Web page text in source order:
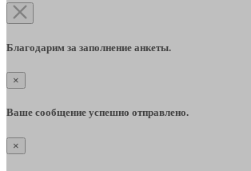
Благодарим за заполнение анкеты.
×
Ваше сообщение успешно отправлено.
×